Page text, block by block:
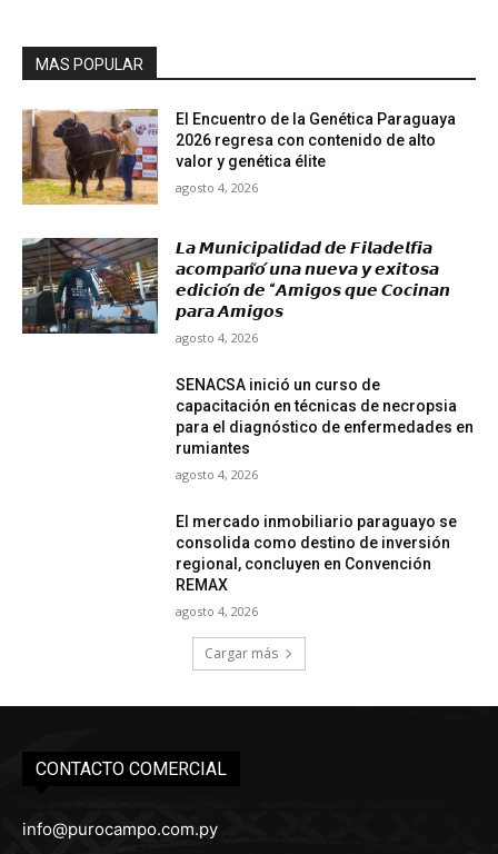
MAS POPULAR
El Encuentro de la Genética Paraguaya
2026 regresa con contenido de alto
valor y genética élite
agosto 4, 2026
𝙇𝙖 𝙈𝙪𝙣𝙞𝙘𝙞𝙥𝙖𝙡𝙞𝙙𝙖𝙙 𝙙𝙚 𝙁𝙞𝙡𝙖𝙙𝙚𝙡𝙛𝙞𝙖
𝙖𝙘𝙤𝙢𝙥𝙖𝙣̃𝙤́ 𝙪𝙣𝙖 𝙣𝙪𝙚𝙫𝙖 𝙮 𝙚𝙭𝙞𝙩𝙤𝙨𝙖
𝙚𝙙𝙞𝙘𝙞𝙤́𝙣 𝙙𝙚 “𝘼𝙢𝙞𝙜𝙤𝙨 𝙦𝙪𝙚 𝘾𝙤𝙘𝙞𝙣𝙖𝙣
𝙥𝙖𝙧𝙖 𝘼𝙢𝙞𝙜𝙤𝙨
agosto 4, 2026
SENACSA inició un curso de
capacitación en técnicas de necropsia
para el diagnóstico de enfermedades en
rumiantes
agosto 4, 2026
El mercado inmobiliario paraguayo se
consolida como destino de inversión
regional, concluyen en Convención
REMAX
agosto 4, 2026
Cargar más
CONTACTO COMERCIAL
info@purocampo.com.py